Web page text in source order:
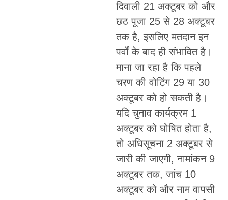
दिवाली 21 अक्टूबर को और
छठ पूजा 25 से 28 अक्टूबर
तक है, इसलिए मतदान इन
पर्वों के बाद ही संभावित है।
माना जा रहा है कि पहले
चरण की वोटिंग 29 या 30
अक्टूबर को हो सकती है।
यदि चुनाव कार्यक्रम 1
अक्टूबर को घोषित होता है,
तो अधिसूचना 2 अक्टूबर से
जारी की जाएगी, नामांकन 9
अक्टूबर तक, जांच 10
अक्टूबर को और नाम वापसी